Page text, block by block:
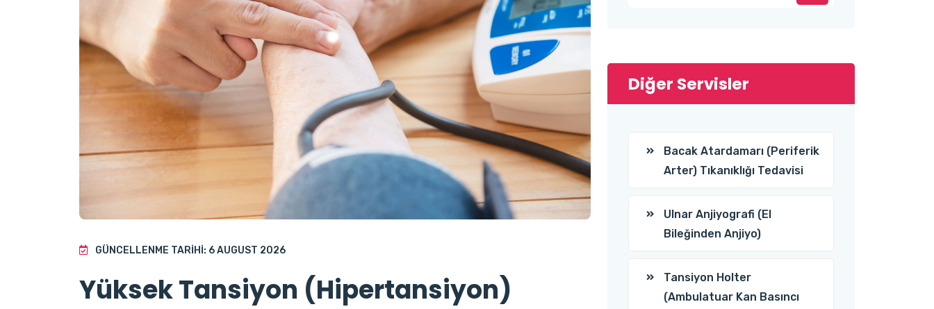
GÜNCELLENME TARIHI: 6 AUGUST 2026
Yüksek Tansiyon (Hipertansiyon)
Diğer Servisler
Bacak Atardamarı (Periferik
Arter) Tıkanıklığı Tedavisi
Ulnar Anjiyografi (El
Bileğinden Anjiyo)
Tansiyon Holter
(Ambulatuar Kan Basıncı